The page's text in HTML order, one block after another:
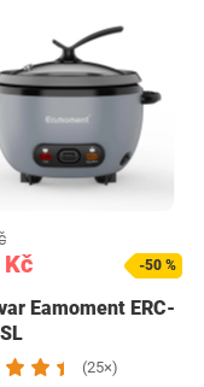
-50 %
Eamoment ERC-
(25×)